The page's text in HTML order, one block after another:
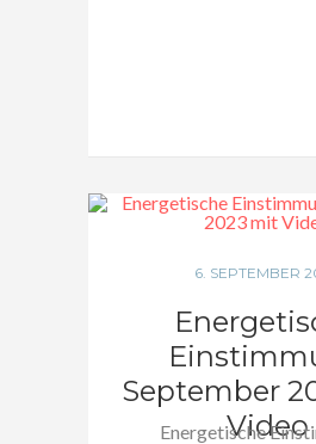
6. SEPTEMBER
September
Video
Energetische